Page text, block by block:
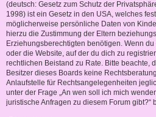
(deutsch: Gesetz zum Schutz der
1998) ist ein Gesetz in den USA, welches
möglicherweise persönliche Daten von
hierzu die Zustimmung der Eltern
Erziehungsberechtigten benötigen. Wenn
oder die Website, auf der du dich zu
rechtlichen Beistand zu Rate. Bitte beachte,
Besitzer dieses Boards keine
Anlaufstelle für Rechtsangelegenheiten
unter der Frage „An wen soll ich mich
juristische Anfragen zu diesem Forum gibt?“